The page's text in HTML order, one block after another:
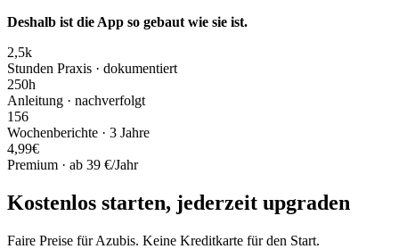
Deshalb ist die App so gebaut wie sie ist.
2,5k
Stunden Praxis · dokumentiert
250h
Anleitung · nachverfolgt
156
Wochenberichte · 3 Jahre
4,99€
Premium · ab 39 €/Jahr
Kostenlos starten, jederzeit upgraden
Faire Preise für Azubis. Keine Kreditkarte für den Start.